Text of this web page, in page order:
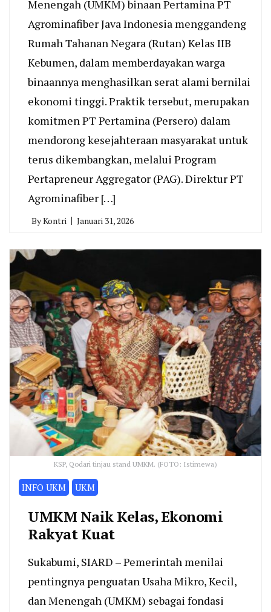
Menengah (UMKM) binaan Pertamina PT
Agrominafiber Java Indonesia menggandeng
Rumah Tahanan Negara (Rutan) Kelas IIB
Kebumen, dalam memberdayakan warga
binaannya menghasilkan serat alami bernilai
ekonomi tinggi. Praktik tersebut, merupakan
komitmen PT Pertamina (Persero) dalam
mendorong kesejahteraan masyarakat untuk
terus dikembangkan, melalui Program
Pertapreneur Aggregator (PAG). Direktur PT
Agrominafiber […]
ByKontri Januari 31, 2026
KSP, Qodari tinjau stand UMKM. (FOTO: Istimewa)
INFO UKM UKM
UMKM Naik Kelas, Ekonomi
Rakyat Kuat
Sukabumi, SIARD – Pemerintah menilai
pentingnya penguatan Usaha Mikro, Kecil,
dan Menengah (UMKM) sebagai fondasi